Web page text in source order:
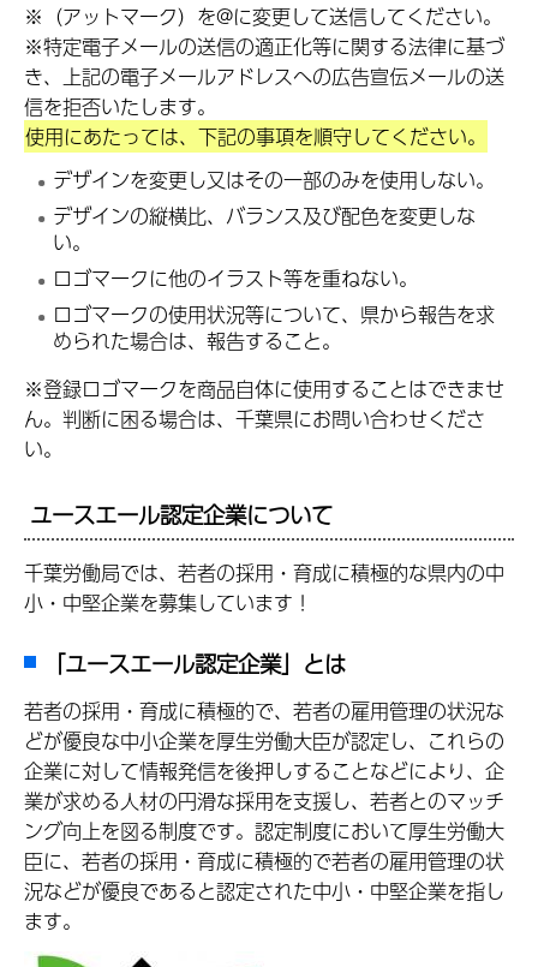
※（アットマーク）を@に変更して送信してください。
※特定電子メールの送信の適正化等に関する法律に基づ
き、上記の電子メールアドレスへの広告宣伝メールの送
信を拒否いたします。
使用にあたっては、下記の事項を順守してください。
デザインを変更し又はその一部のみを使用しない。
デザインの縦横比、バランス及び配色を変更しな
い。
ロゴマークに他のイラスト等を重ねない。
ロゴマークの使用状況等について、県から報告を求
められた場合は、報告すること。
※登録ロゴマークを商品自体に使用することはできませ
ん。判断に困る場合は、千葉県にお問い合わせくださ
い。
ユースエール認定企業について
千葉労働局では、若者の採用・育成に積極的な県内の中
小・中堅企業を募集しています！
「ユースエール認定企業」とは
若者の採用・育成に積極的で、若者の雇用管理の状況な
どが優良な中小企業を厚生労働大臣が認定し、これらの
企業に対して情報発信を後押しすることなどにより、企
業が求める人材の円滑な採用を支援し、若者とのマッチ
ング向上を図る制度です。認定制度において厚生労働大
臣に、若者の採用・育成に積極的で若者の雇用管理の状
況などが優良であると認定された中小・中堅企業を指し
ます。